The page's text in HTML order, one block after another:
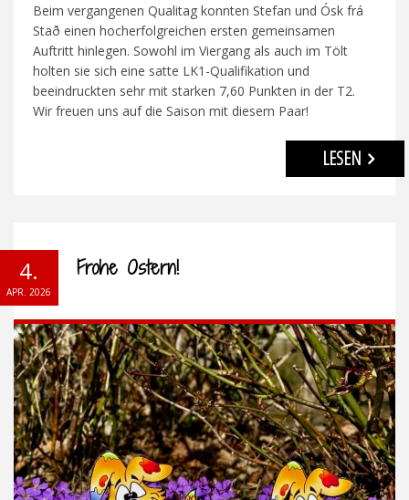
Beim vergangenen Qualitag konnten Stefan und Ósk frá
Stað einen hocherfolgreichen ersten gemeinsamen
Auftritt hinlegen. Sowohl im Viergang als auch im Tölt
holten sie sich eine satte LK1-Qualifikation und
beeindruckten sehr mit starken 7,60 Punkten in der T2.
Wir freuen uns auf die Saison mit diesem Paar!
LESEN
4.
APR. 2026
Frohe Ostern!